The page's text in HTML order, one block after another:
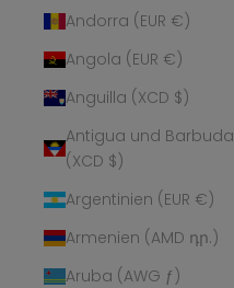
Andorra (EUR €)
Angola (EUR €)
Anguilla (XCD $)
Antigua und Barbuda
(XCD $)
Argentinien (EUR €)
Armenien (AMD դր.)
Aruba (AWG ƒ)